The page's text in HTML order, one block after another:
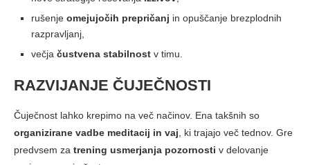
rušenje omejujočih prepričanj in opuščanje brezplodnih
razpravljanj,
večja čustvena stabilnost v timu.
RAZVIJANJE ČUJEČNOSTI
Čuječnost lahko krepimo na več načinov. Ena takšnih so
organizirane vadbe meditacij in vaj , ki trajajo več tednov. Gre
predvsem za trening usmerjanja pozornosti v delovanje